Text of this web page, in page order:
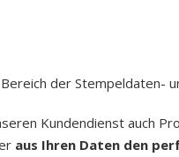
der Stempeldaten-
Kundendienst auch
aus Ihren Daten den